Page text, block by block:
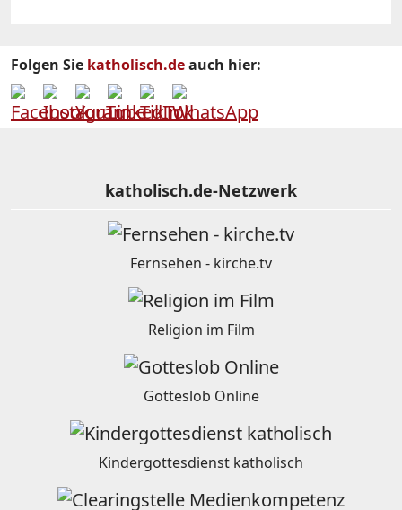
Folgen Sie katholisch.deauch hier:
katholisch.de-Netzwerk
Fernsehen - kirche.tv
Religion im Film
Gotteslob Online
Kindergottesdienst katholisch